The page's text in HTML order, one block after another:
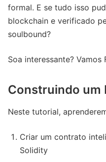
formal. E se tudo isso
blockchain e verificado
soulbound?
Soa interessante? Vamos
Construindo um
Neste tutorial,
Criar um contrato
Solidity